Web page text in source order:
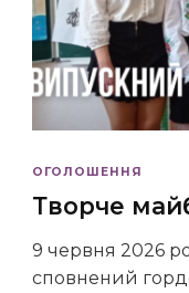
ОГОЛОШЕННЯ
Творче
9 червня 2026
сповнений